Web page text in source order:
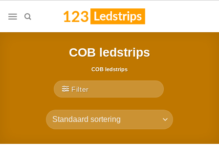
COB ledstrips
COB ledstrips
Filter